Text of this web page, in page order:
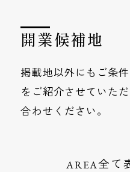
開業候補地
掲載地以外にもご条
を ご紹介させていた
合わせください。
AREA